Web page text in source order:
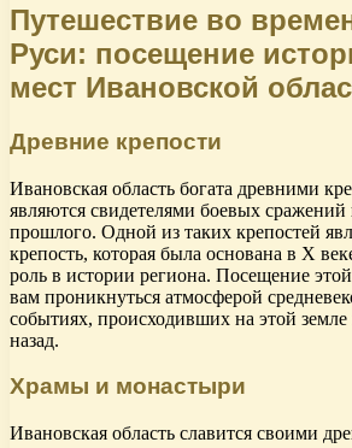
Путешествие во
Руси: посещение
мест Ивановской
Древние крепости
Ивановская область богата древними
являются свидетелями боевых
прошлого. Одной из таких крепостей
крепость, которая была основана в X
роль в истории региона. Посещение
вам проникнуться атмосферой
событиях, происходивших на этой
назад.
Храмы и монастыри
Ивановская область славится своими